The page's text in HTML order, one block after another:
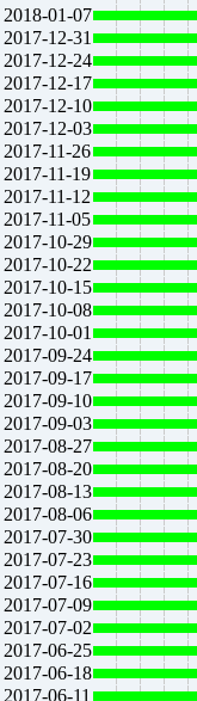
2018-01-07
2017-12-31
2017-12-24
2017-12-17
2017-12-10
2017-12-03
2017-11-26
2017-11-19
2017-11-12
2017-11-05
2017-10-29
2017-10-22
2017-10-15
2017-10-08
2017-10-01
2017-09-24
2017-09-17
2017-09-10
2017-09-03
2017-08-27
2017-08-20
2017-08-13
2017-08-06
2017-07-30
2017-07-23
2017-07-16
2017-07-09
2017-07-02
2017-06-25
2017-06-18
2017-06-11